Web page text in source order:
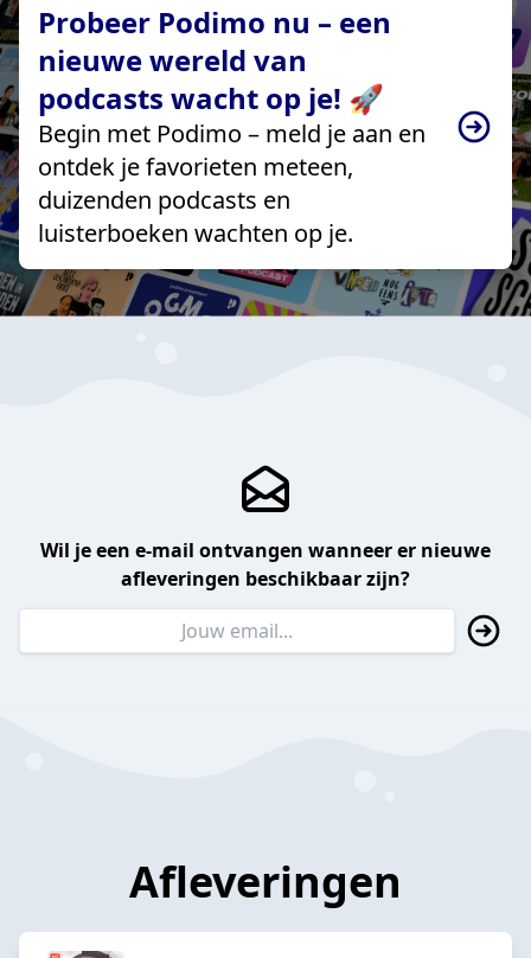
Probeer Podimo nu – een
nieuwe wereld van
podcasts wacht op je! 🚀
Begin met Podimo – meld je aan en
ontdek je favorieten meteen,
duizenden podcasts en
luisterboeken wachten op je.
Wil je een e-mail ontvangen wanneer er nieuwe
afleveringen beschikbaar zijn?
Afleveringen